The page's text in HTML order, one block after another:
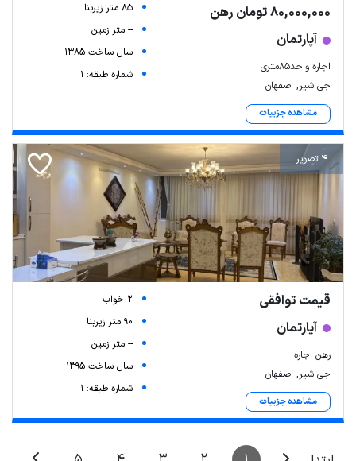
80,000,000 تومان رهن
آپارتمان
اجاره واحد85متری
جی شیر, اصفهان
مشاهده جزییات
85 متر زیربنا
-- متر زمین
سال ساخت 1385
شماره طبقه: 1
4 تصویر
قیمت توافقی
آپارتمان
رهن اجاره
جی شیر, اصفهان
مشاهده جزییات
2 خواب
90 متر زیربنا
-- متر زمین
سال ساخت 1395
شماره طبقه: 1